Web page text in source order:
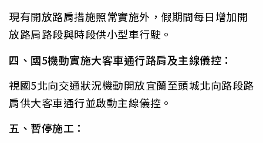
現有開放路肩措施照常實施外，假期間每日增加開
放路肩路段與時段供小型車行駛。
四、國5機動實施大客車通行路肩及主線儀控：
視國5北向交通狀況機動開放宜蘭至頭城北向路段路
肩供大客車通行並啟動主線儀控。
五、暫停施工：